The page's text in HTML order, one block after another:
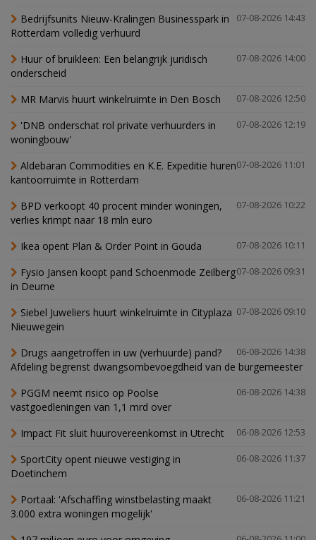
07-08-2026 14:43
Bedrijfsunits Nieuw-Kralingen Businesspark in
Rotterdam volledig verhuurd
07-08-2026 14:00
Huur of bruikleen: Een belangrijk juridisch
onderscheid
07-08-2026 12:50
MR Marvis huurt winkelruimte in Den Bosch
07-08-2026 12:19
'DNB onderschat rol private verhuurders in
woningbouw'
07-08-2026 11:01
Aldebaran Commodities en K.E. Expeditie huren
kantoorruimte in Rotterdam
07-08-2026 10:22
BPD verkoopt 40 procent minder woningen,
verlies krimpt naar 18 mln euro
07-08-2026 10:11
Ikea opent Plan & Order Point in Gouda
07-08-2026 09:31
Fysio Jansen koopt pand Schoenmode Zeilberg
in Deurne
07-08-2026 09:10
Siebel Juweliers huurt winkelruimte in Cityplaza
Nieuwegein
06-08-2026 14:38
Drugs aangetroffen in uw (verhuurde) pand?
Afdeling begrenst dwangsombevoegdheid van de burgemeester
06-08-2026 14:38
PGGM neemt risico op Poolse
vastgoedleningen van 1,1 mrd over
06-08-2026 12:53
Impact Fit sluit huurovereenkomst in Utrecht
06-08-2026 11:37
SportCity opent nieuwe vestiging in
Doetinchem
06-08-2026 11:21
Portaal: 'Afschaffing winstbelasting maakt
3.000 extra woningen mogelijk'